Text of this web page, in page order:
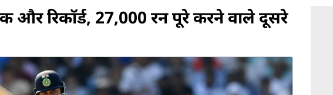
और रिकॉर्ड, 27,000 रन पूरे करने वाले दूसरे